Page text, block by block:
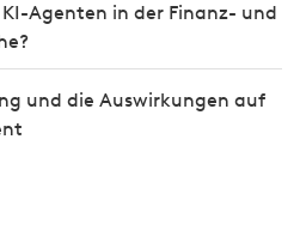
KI-Agenten in der Finanz- und
und die Aus­wir­kungen auf